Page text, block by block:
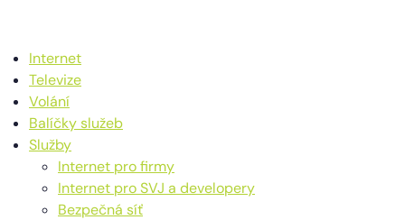
Internet
Televize
Volání
Balíčky služeb
Služby
Internet pro firmy
Internet pro SVJ a developery
Bezpečná síť